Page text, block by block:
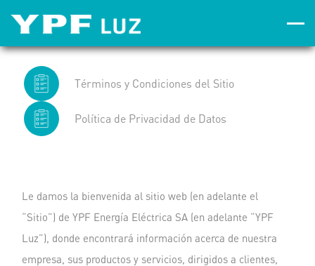
Términos y Condiciones del Sitio
Política de Privacidad de Datos
Le damos la bienvenida al sitio web (en adelante el
“Sitio”) de YPF Energía Eléctrica SA (en adelante “YPF
Luz”), donde encontrará información acerca de nuestra
empresa, sus productos y servicios, dirigidos a clientes,